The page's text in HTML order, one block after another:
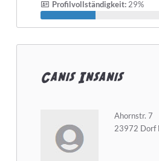
Profilvollständigkeit:29%
Canis Insanis
Ahornstr. 7
23972 Dorf